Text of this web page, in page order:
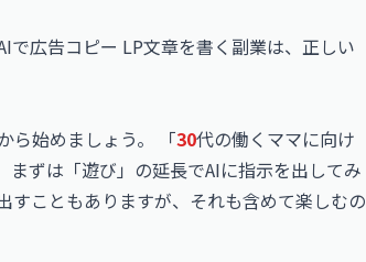
で広告コピー LP文章を書く副業は、正しい
ら始めましょう。 「30代の働くママに向け
まずは「遊び」の延長でAIに指示を出してみ
すこともありますが、それも含めて楽しむの